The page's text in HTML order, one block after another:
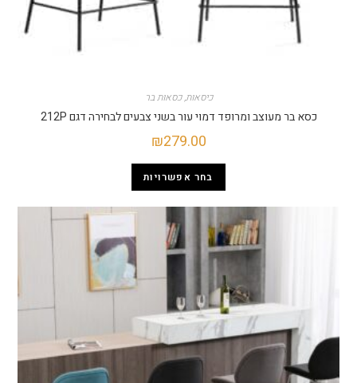
כיסאות,כסאות בר
כסא בר מעוצב ומרופד דמוי עור בשני צבעים לבחירה דגם 212P
₪279.00
בחר אפשרויות